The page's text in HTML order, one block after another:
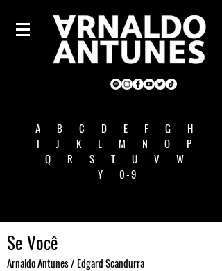
A B C D E F G
H
I
J K L M N O
P
Q
R S T U V
W
Y
0-9
Se Você
Arnaldo Antunes / Edgard Scandurra